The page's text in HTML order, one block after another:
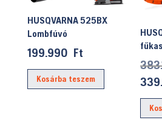
HUSQVARNA 525BX
Lombfúvó
199.990 Ft
Kosárba teszem